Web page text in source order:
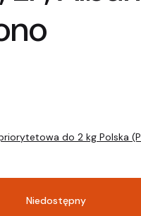
do 2 kg Polska
Niedostępny